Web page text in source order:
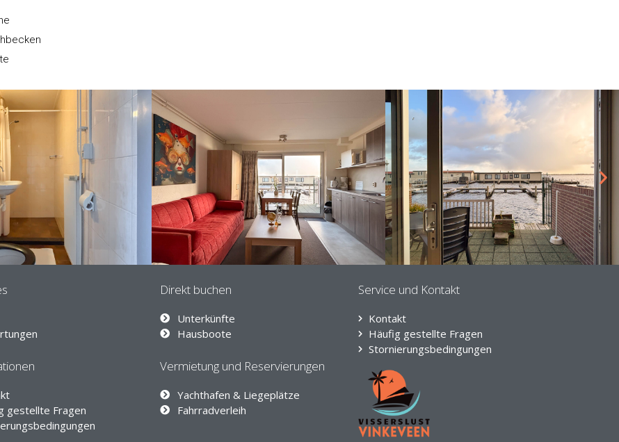
gestellte Fragen
Direkt buchen
Unterkünfte
Hausboote
Vermietung und Reservierungen
Yachthafen & Liegeplätze
Fahrradverleih
Service und Kontakt
Kontakt
Häufig gestellte Fragen
Stornierungsbedingungen